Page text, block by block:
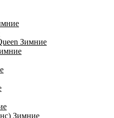
Зимние
Зимние